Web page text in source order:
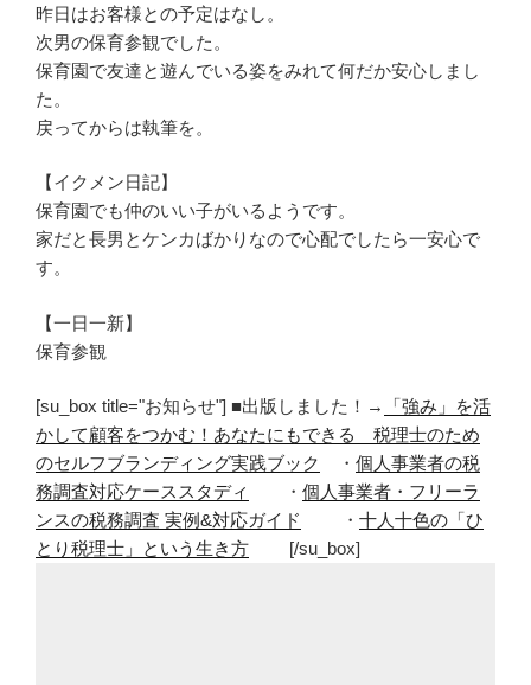
昨日はお客様との予定はなし。
次男の保育参観でした。
保育園で友達と遊んでいる姿をみれて何だか安心しまし
た。
戻ってからは執筆を。
【イクメン日記】
保育園でも仲のいい子がいるようです。
家だと長男とケンカばかりなので心配でしたら一安心で
す。
【一日一新】
保育参観
[su_box title="お知らせ"] ■出版しました！→
「強み」を活
かして顧客をつかむ！あなたにもできる 税理士のため
のセルフブランディング実践ブック
・ 個人事業者の税
務調査対応ケーススタディ
・ 個人事業者・フリーラ
ンスの税務調査 実例&対応ガイド
・ 十人十色の「ひ
とり税理士」という生き方 [/su_box]